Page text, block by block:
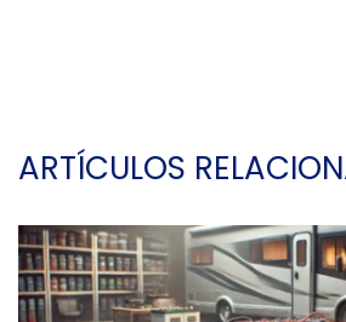
ARTÍCULOS